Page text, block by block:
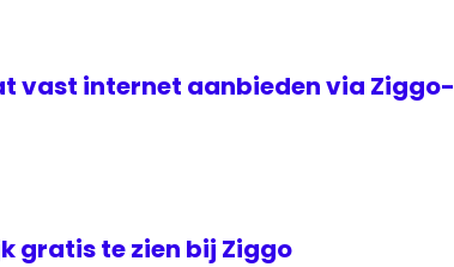
vast internet aanbieden via Ziggo-
gratis te zien bij Ziggo